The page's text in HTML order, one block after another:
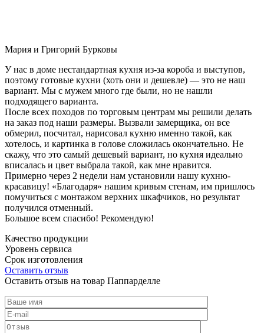
Мария и Григорий Бурковы
У нас в доме нестандартная кухня из-за короба и выступов,
поэтому готовые кухни (хоть они и дешевле) — это не наш
вариант. Мы с мужем много где были, но не нашли
подходящего варианта.
После всех походов по торговым центрам мы решили делать
на заказ под наши размеры. Вызвали замерщика, он все
обмерил, посчитал, нарисовал кухню именно такой, как
хотелось, и картинка в голове сложилась окончательно. Не
скажу, что это самый дешевый вариант, но кухня идеально
вписалась и цвет выбрала такой, как мне нравится.
Примерно через 2 недели нам установили нашу кухню-
красавицу! «Благодаря» нашим кривым стенам, им пришлось
помучиться с монтажом верхних шкафчиков, но результат
получился отменный.
Большое всем спасибо! Рекомендую!
Качество продукции
Уровень сервиса
Срок изготовления
Оставить отзыв
Оставить отзыв на товар Паппарделле